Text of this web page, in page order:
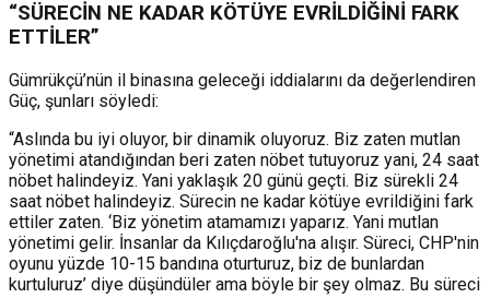
“SÜRECİN NE KADAR KÖTÜYE EVRİLDİĞİNİ FARK
ETTİLER”
Gümrükçü’nün il binasına geleceği iddialarını da değerlendiren
Güç, şunları söyledi:
“Aslında bu iyi oluyor, bir dinamik oluyoruz. Biz zaten mutlan
yönetimi atandığından beri zaten nöbet tutuyoruz yani, 24 saat
nöbet halindeyiz. Yani yaklaşık 20 günü geçti. Biz sürekli 24
saat nöbet halindeyiz. Sürecin ne kadar kötüye evrildiğini fark
ettiler zaten. ‘Biz yönetim atamamızı yaparız. Yani mutlan
yönetimi gelir. İnsanlar da Kılıçdaroğlu'na alışır. Süreci, CHP'nin
oyunu yüzde 10-15 bandına oturturuz, biz de bunlardan
kurtuluruz’ diye düşündüler ama böyle bir şey olmaz. Bu süreci